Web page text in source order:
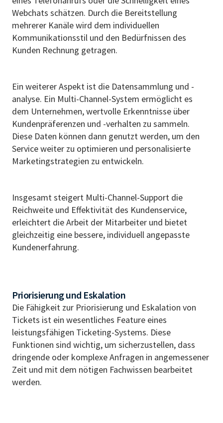
Webchats schätzen. Durch die Bereitstellung
mehrerer Kanäle wird dem individuellen
Kommunikationsstil und den Bedürfnissen des
Kunden Rechnung getragen.
Ein weiterer Aspekt ist die Datensammlung und -
analyse. Ein Multi-Channel-System ermöglicht es
dem Unternehmen, wertvolle Erkenntnisse über
Kundenpräferenzen und -verhalten zu sammeln.
Diese Daten können dann genutzt werden, um den
Service weiter zu optimieren und personalisierte
Marketingstrategien zu entwickeln.
Insgesamt steigert Multi-Channel-Support die
Reichweite und Effektivität des Kundenservice,
erleichtert die Arbeit der Mitarbeiter und bietet
gleichzeitig eine bessere, individuell angepasste
Kundenerfahrung.
Priorisierung und Eskalation
Die Fähigkeit zur Priorisierung und Eskalation von
Tickets ist ein wesentliches Feature eines
leistungsfähigen Ticketing-Systems. Diese
Funktionen sind wichtig, um sicherzustellen, dass
dringende oder komplexe Anfragen in angemessener
Zeit und mit dem nötigen Fachwissen bearbeitet
werden.